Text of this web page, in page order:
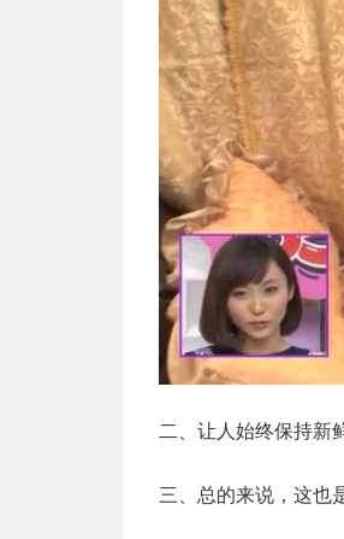
二、让人始终保持新
三、总的来说，这也